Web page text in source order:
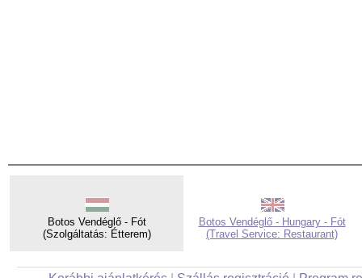
Botos Vendéglő - Fót
(Szolgáltatás: Étterem)
Botos Vendéglő - Hungary - Fót
(Travel Service: Restaurant)